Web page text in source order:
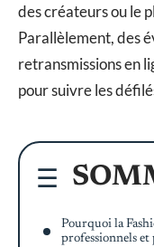
des créateurs ou le
Parallèlement, des
retransmissions en
pour suivre les
Pourquoi la
professionnels et